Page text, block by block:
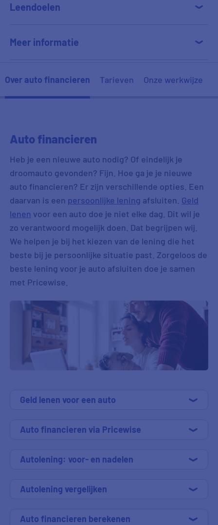
D uit Spijkenisse 14:28
A uit Waalwijk 13:59
Dhr. G uit Zetten
Leendoelen
Meer informatie
Over auto financieren Tarieven Onze werkwijze
Auto financieren
Heb je een nieuwe auto nodig? Of eindelijk je
droomauto gevonden? Fijn. Hoe ga je je nieuwe
auto financieren? Er zijn verschillende opties. Een
daarvan is een persoonlijke lening afsluiten. Geld
lenen voor een auto doe je niet elke dag. Dit wil je
zo verantwoord mogelijk doen. Dat begrijpen wij.
We helpen je bij het kiezen van de lening die het
beste bij je persoonlijke situatie past. Zorgeloos de
beste lening voor je auto afsluiten doe je samen
met Pricewise.
Geld lenen voor een auto
Auto financieren via Pricewise
Autolening: voor- en nadelen
Autolening vergelijken
Auto financieren berekenen